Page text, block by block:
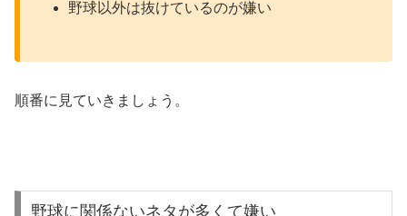
順番に見ていきましょう。